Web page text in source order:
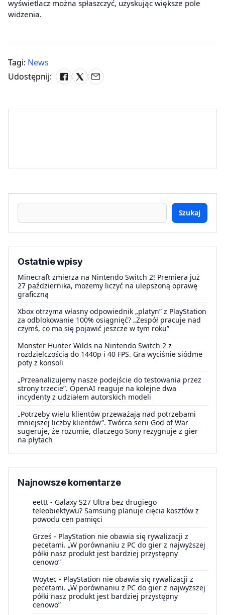
wyświetlacz można spłaszczyć, uzyskując większe pole
widzenia.
Tagi: News
Udostępnij:
Szukaj
Ostatnie wpisy
Minecraft zmierza na Nintendo Switch 2! Premiera już
27 października, możemy liczyć na ulepszoną oprawę
graficzną
Xbox otrzyma własny odpowiednik „platyn” z PlayStation
za odblokowanie 100% osiągnięć? „Zespół pracuje nad
czymś, co ma się pojawić jeszcze w tym roku”
Monster Hunter Wilds na Nintendo Switch 2 z
rozdzielczością do 1440p i 40 FPS. Gra wyciśnie siódme
poty z konsoli
„Przeanalizujemy nasze podejście do testowania przez
strony trzecie”. OpenAI reaguje na kolejne dwa
incydenty z udziałem autorskich modeli
„Potrzeby wielu klientów przeważają nad potrzebami
mniejszej liczby klientów”. Twórca serii God of War
sugeruje, że rozumie, dlaczego Sony rezygnuje z gier
na płytach
Najnowsze komentarze
eettt - Galaxy S27 Ultra bez drugiego
teleobiektywu? Samsung planuje cięcia kosztów z
powodu cen pamięci
Grześ - PlayStation nie obawia się rywalizacji z
pecetami. „W porównaniu z PC do gier z najwyższej
półki nasz produkt jest bardziej przystępny
cenowo”
Woytec - PlayStation nie obawia się rywalizacji z
pecetami. „W porównaniu z PC do gier z najwyższej
półki nasz produkt jest bardziej przystępny
cenowo”